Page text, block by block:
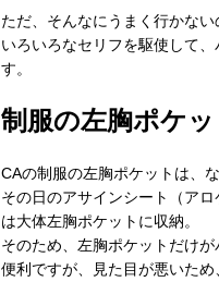
ただ、そんなにうまく行かな
いろいろなセリフを駆使して
す。
制服の左胸ポケ
CAの制服の左胸ポケットは、
その日のアサインシート（ア
は大体左胸ポケットに収納。
そのため、左胸ポケットだけが
便利ですが、見た目が悪いた